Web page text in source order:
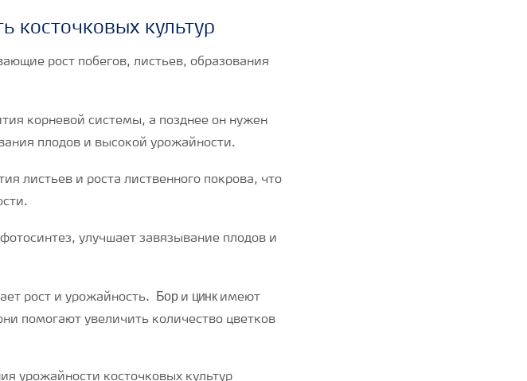
косточковых культур
рост побегов, листьев, образования
корневой системы, а позднее он нужен
плодов и высокой урожайности.
листьев и роста лиственного покрова, что
улучшает завязывание плодов и
рост и урожайность. Бори цинкимеют
помогают увеличить количество цветков
урожайности косточковых культур